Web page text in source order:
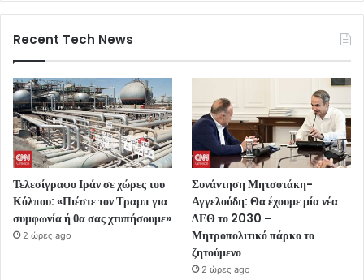
Recent Tech News
Τελεσίγραφο Ιράν σε χώρες του
Κόλπου: «Πιέστε τον Τραμπ για
συμφωνία ή θα σας χτυπήσουμε»
2 ώρες ago
Συνάντηση Μητσοτάκη-
Αγγελούδη: Θα έχουμε μία νέα
ΔΕΘ το 2030 –
Μητροπολιτικό πάρκο το
ζητούμενο
2 ώρες ago